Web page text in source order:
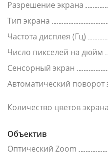
Разрешение экрана
Тип экрана
Частота дисплея (Гц)
Число пикселей на дюйм
Сенсорный экран
Автоматический поворот
Количество цветов экрана
Объектив
Оптический Zoom